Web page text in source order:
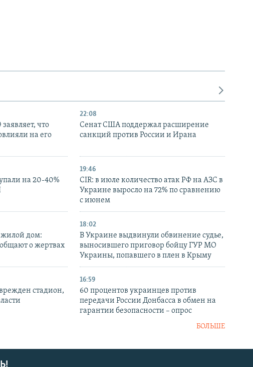
что
на его
22:08
Сенат США поддержал расширение
санкций против России и Ирана
на 20-40%
19:46
CIR: в июле количество атак РФ на АЗС в
Украине выросло на 72% по сравнению
с июнем
жилой дом:
о жертвах
18:02
В Украине выдвинули обвинение судье,
выносившего приговор бойцу ГУР МО
Украины, попавшего в плен в Крыму
стадион,
16:59
60 процентов украинцев против
передачи России Донбасса в обмен на
гарантии безопасности – опрос
БОЛЬШЕ